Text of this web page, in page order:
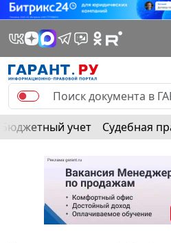
Бюджетный учет Судебная